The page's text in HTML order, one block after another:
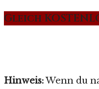
Gleich
Hinweis:Wenn du